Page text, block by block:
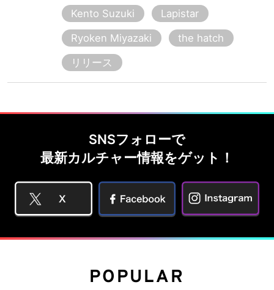
Kento Suzuki
Lapistar
Ryoken Miyazaki
the hatch
リリース
SNSフォローで
最新カルチャー情報をゲット！
POPULAR